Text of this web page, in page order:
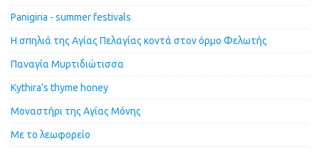
Panigiria - summer festivals
Η σπηλιά της Αγίας Πελαγίας κοντά στον όρμο Φελωτής
Παναγία Μυρτιδιώτισσα
Kythira’s thyme honey
Μοναστήρι της Αγίας Μόνης
Με το λεωφορείο